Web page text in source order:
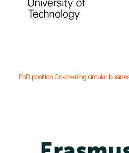
PhD position Co-creating circular